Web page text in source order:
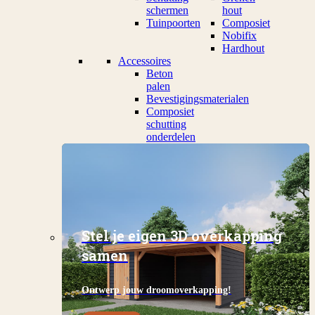
schermen
Tuinpoorten
hout
Composiet
Nobifix
Hardhout
Accessoires
Beton
palen
Bevestigingsmaterialen
Composiet
schutting
onderdelen
Stel je eigen 3D overkapping
samen
Ontwerp jouw droomoverkapping!